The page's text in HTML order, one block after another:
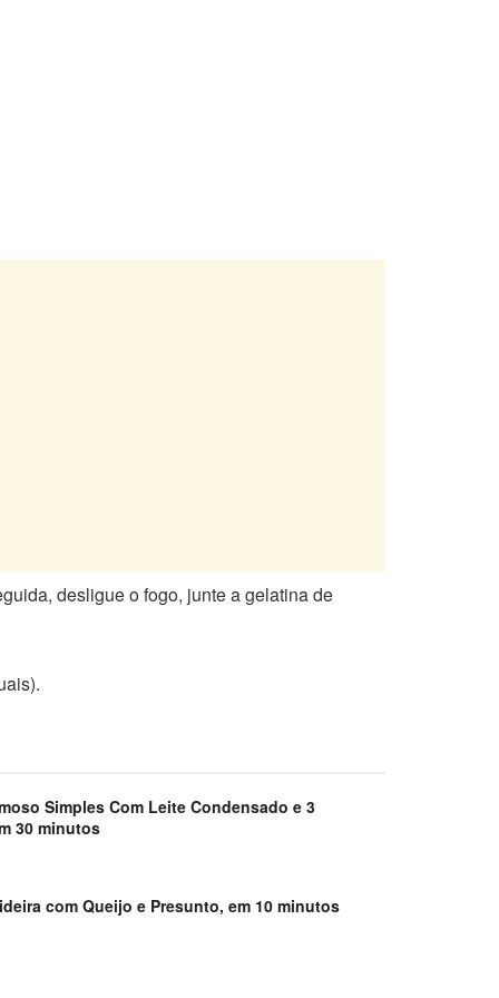
desligue o fogo, junte a gelatina de
Simples Com Leite Condensado e 3
30 minutos
com Queijo e Presunto, em 10 minutos